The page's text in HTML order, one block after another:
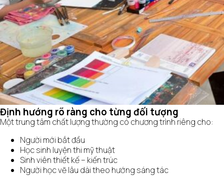
Định hướng rõ ràng cho từng đối tượng
Một trung tâm chất lượng thường có chương trình riêng cho:
Người mới bắt đầu
Học sinh luyện thi mỹ thuật
Sinh viên thiết kế – kiến trúc
Người học vẽ lâu dài theo hướng sáng tác